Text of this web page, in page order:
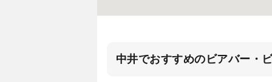
中井でおすすめのビアバー・